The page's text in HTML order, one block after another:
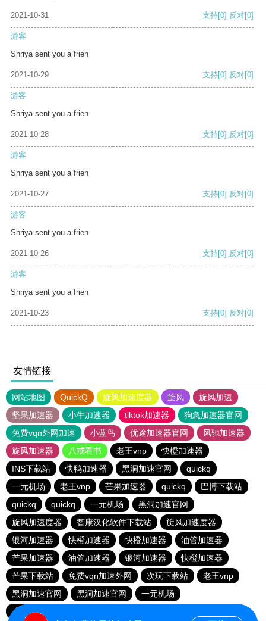
2021-10-31 支持[0] 反对[0]
游客
Shriya sent you a frien
2021-10-29 支持[0] 反对[0]
游客
Shriya sent you a frien
2021-10-28 支持[0] 反对[0]
游客
Shriya sent you a frien
2021-10-27 支持[0] 反对[0]
游客
Shriya sent you a frien
2021-10-26 支持[0] 反对[0]
游客
Shriya sent you a frien
2021-10-23 支持[0] 反对[0]
友情链接
网站地图 QuickQ 旋风加速度器 旋风
旋风加速
坚果加速器
小牛加速器 tiktok加速器
狗急加速器官网
免费vqn外网加速
小蓝鸟 优途加速器官网
风驰加速器
旋风加速器
八戒看书 老王vnp
快橙加速器
INS下载站
快鸭加速器 黑洞加速官网
quickq
一元机场
老王vnp 芒果加速器 quickq
巴博下载站
quickq
quickq 一元机场
黑洞加速官网
旋风加速度器
智康汉化软件下载站
旋风加速度器
银河加速器
快橙加速器 快橙加速器
油管加速器
芒果加速器
油管加速器 银河加速器
快橙加速器
芒果下载站
免费vqn加速外网 次玩下载站
老王vnp
黑洞加速官网
黑洞加速官网
一元机场
小猫咪ciash加速器